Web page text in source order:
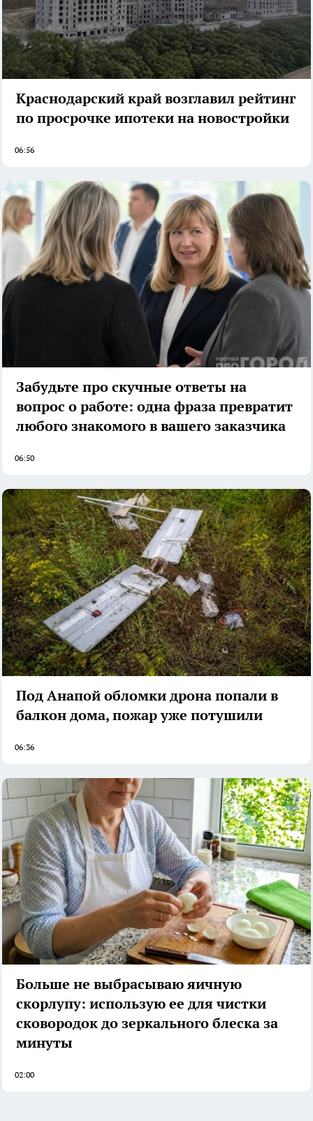
Краснодарский край возглавил рейтинг
по просрочке ипотеки на новостройки
06:56
Забудьте про скучные ответы на
вопрос о работе: одна фраза превратит
любого знакомого в вашего заказчика
06:50
Под Анапой обломки дрона попали в
балкон дома, пожар уже потушили
06:36
Больше не выбрасываю яичную
скорлупу: использую ее для чистки
сковородок до зеркального блеска за
минуты
02:00